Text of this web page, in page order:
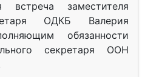
встреча заместителя
ОДКБ Валерия
обязанности
секретаря ООН